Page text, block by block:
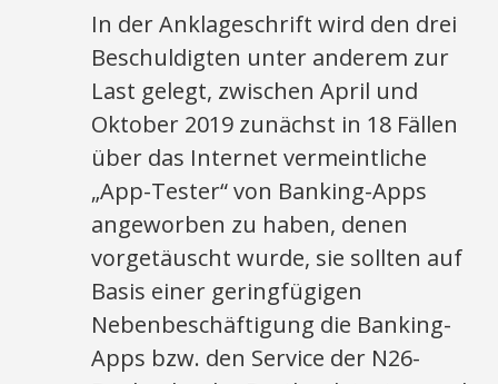
In der Anklageschrift wird den drei
Beschuldigten unter anderem zur
Last gelegt, zwischen April und
Oktober 2019 zunächst in 18 Fällen
über das Internet vermeintliche
„App-Tester“ von Banking-Apps
angeworben zu haben, denen
vorgetäuscht wurde, sie sollten auf
Basis einer geringfügigen
Nebenbeschäftigung die Banking-
Apps bzw. den Service der N26-